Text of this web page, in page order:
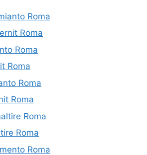
Roma
Roma
Roma
Roma
Roma
Roma
Roma
Roma
Roma